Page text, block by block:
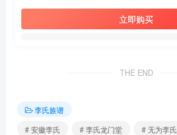
立即购买
THE END
李氏族谱
# 安徽李氏
# 李氏龙门堂 # 无为李氏